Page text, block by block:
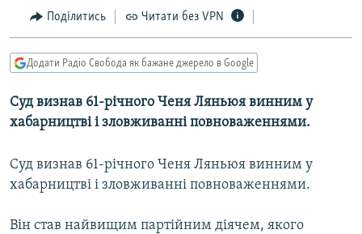
пошукуКУЛЬТУРА
СПОРТ
СВІТ
КРИМ.РЕАЛІЇ
ТИ ЯК?
КИТАЙ.ВИКЛИКИ
ФОТО
СПЕЦПРОЄКТИ
ПОДКАСТИ
Поділитись Читати без VPN
Додати Радіо Свобода як бажане джерело в Google
Суд визнав 61-річного Ченя Ляньюя винним у
хабарництві і зловживанні повноваженнями.
Суд визнав 61-річного Ченя Ляньюя винним у
хабарництві і зловживанні повноваженнями.
Він став найвищим партійним діячем, якого